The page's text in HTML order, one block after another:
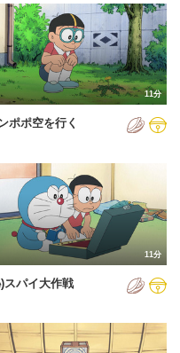
11分
ポポ空を行く
11分
スパイ大作戦